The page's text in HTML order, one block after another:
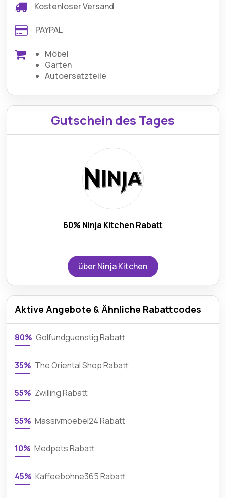
Kostenloser Versand
PAYPAL
Möbel
Garten
Autoersatzteile
Gutschein des Tages
60% Ninja Kitchen Rabatt
über Ninja Kitchen
Aktive Angebote & Ähnliche Rabattcodes
80% Golfundguenstig Rabatt
35% The Oriental Shop Rabatt
55% Zwilling Rabatt
55% Massivmoebel24 Rabatt
10% Medpets Rabatt
45% Kaffeebohne365 Rabatt